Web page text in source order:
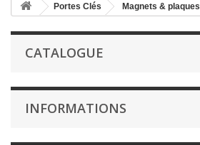
Portes Clés Magnets & plaques
CATALOGUE
INFORMATIONS